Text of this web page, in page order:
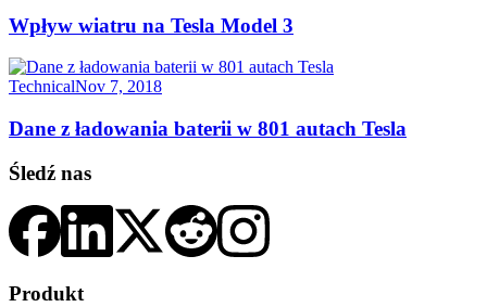
Wpływ wiatru na Tesla Model 3
TechnicalNov 7, 2018
Dane z ładowania baterii w 801 autach Tesla
Śledź nas
Produkt